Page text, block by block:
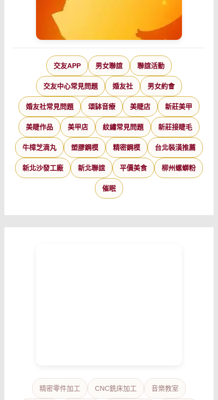
交友APP 男女聯誼 聯誼活動
交友中心常見問題 婚友社 男女約會
婚友社常見問題 頌缽音療 美睫店 新莊美甲
美睫作品 美甲店 紋繡常見問題 新莊接睫毛
牛樟芝滴丸 塑膠鋼模 精密鋼模 台北裝潢推薦
新北沙發工廠 新北聯誼 平價美食 柳州螺螄粉
催眠
精密零件加工 CNC銑床加工 音樂教室